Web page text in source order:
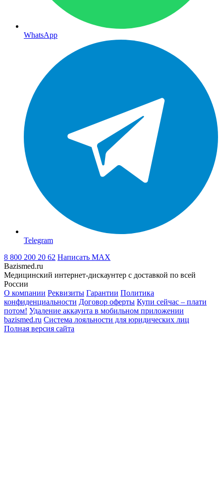
WhatsApp
Telegram
8 800 200 20 62 Написать MAX
Bazismed.ru
Медицинский интернет-дискаунтер с доставкой по всей
России
О компании Реквизиты Гарантии Политика
конфиденциальности Договор оферты Купи сейчас – плати
потом! Удаление аккаунта в мобильном приложении
bazismed.ru Система лояльности для юридических лиц
Полная версия сайта